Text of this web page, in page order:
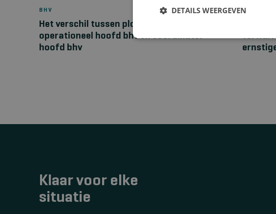
BHV
Het verschil tussen ploegleider bhv,
operationeel hoofd bhv en coördinator
hoofd bhv
EHBO
Klaar voor elke
situatie
DETAILS WEERGEVEN